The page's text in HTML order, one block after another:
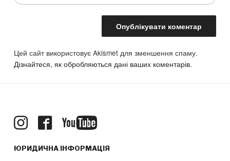
Цей сайт використовує Akismet для зменшення спаму.
Дізнайтеся, як обробляються дані ваших коментарів.
ЮРИДИЧНА ІНФОРМАЦІЯ